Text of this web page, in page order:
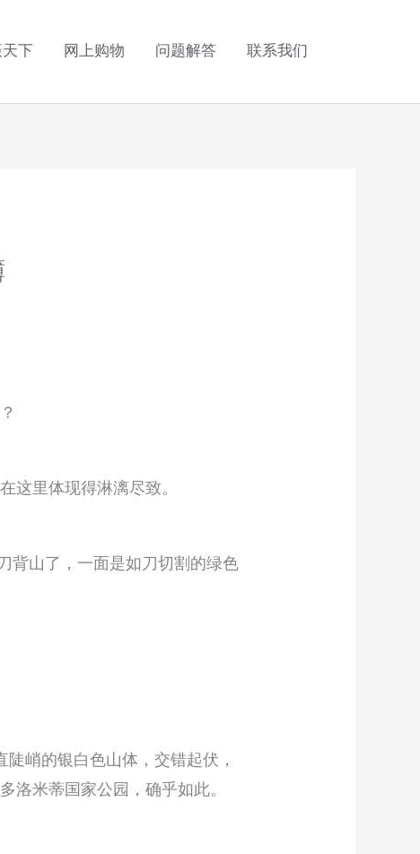
下 网上购物 问题解答 联系我们
这里体现得淋漓尽致。
背山了，一面是如刀切割的绿色
峭的银白色山体，交错起伏，
米蒂国家公园，确乎如此。